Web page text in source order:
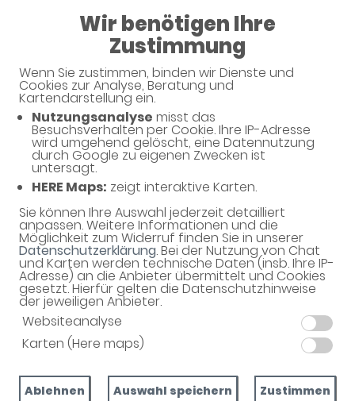
Wir benötigen Ihre
Zustimmung
Wenn Sie zustimmen, binden wir Dienste und
Cookies zur Analyse, Beratung und
Kartendarstellung ein.
Nutzungsanalyse misst das
Besuchsverhalten per Cookie. Ihre IP-Adresse
wird umgehend gelöscht, eine Datennutzung
durch Google zu eigenen Zwecken ist
untersagt.
HERE Maps: zeigt interaktive Karten.
Sie können Ihre Auswahl jederzeit detailliert
anpassen. Weitere Informationen und die
Möglichkeit zum Widerruf finden Sie in unserer
Datenschutzerklärung. Bei der Nutzung von Chat
und Karten werden technische Daten (insb. Ihre IP-
Adresse) an die Anbieter übermittelt und Cookies
gesetzt. Hierfür gelten die Datenschutzhinweise
der jeweiligen Anbieter.
Websiteanalyse
Karten (Here maps)
Ablehnen Auswahl speichern Zustimmen
08:00 - 12:30
Fichten-Apotheke
Haben Sie noch Fragen?
Dann schreiben Sie uns einfach eine Nachricht oder
rufen Sie uns direkt unter 08141 - 524709 an. Wir
Ihre Daten
Vorname*